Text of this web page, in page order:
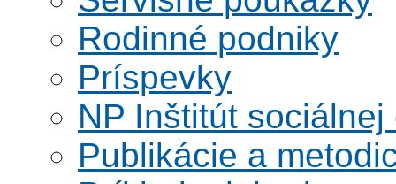
Rodinné podniky
Príspevky
NP Inštitút
Publikácie a